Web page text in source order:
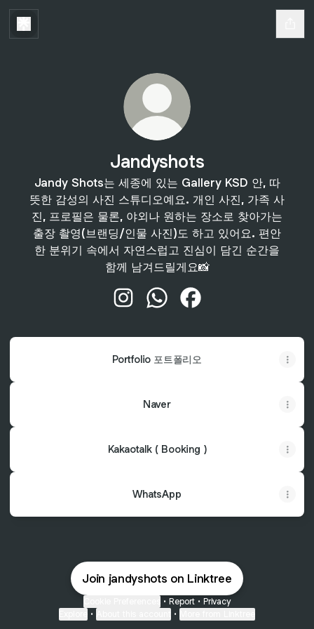
Jandyshots
Jandy Shots는 세종에 있는 Gallery KSD 안, 따
뜻한 감성의 사진 스튜디오예요. 개인 사진, 가족 사
진, 프로필은 물론, 야외나 원하는 장소로 찾아가는
출장 촬영(브랜딩/인물 사진)도 하고 있어요. 편안
한 분위기 속에서 자연스럽고 진심이 담긴 순간을
함께 남겨드릴게요📸
Portfolio 포트폴리오
Naver
Kakaotalk ( Booking )
WhatsApp
Join jandyshots on Linktree
• Report • Privacy
• •